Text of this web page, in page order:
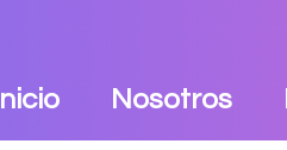
Inicio Nosotros